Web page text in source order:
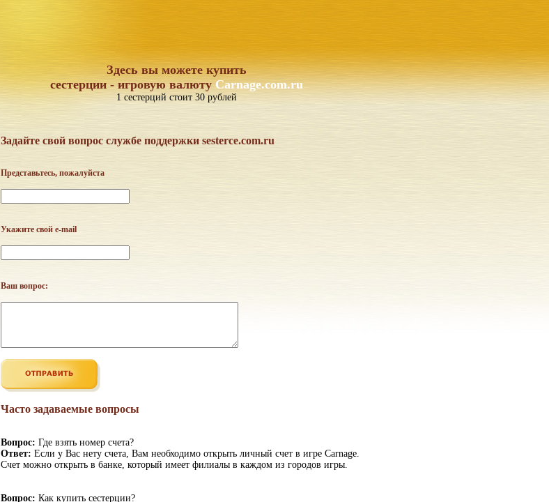
Здесь вы можете купить
сестерции - игровую валютуCarnage.com.ru
1 сестерций стоит 30 рублей
Задайте свой вопрос службе поддержки sesterce.com.ru
Представьтесь, пожалуйста
Укажите свой e-mail
Ваш вопрос:
Часто задаваемые вопросы
Вопрос: Где взять номер счета?
Ответ: Если у Вас нету счета, Вам необходимо открыть личный счет в игре Carnage.
Счет можно открыть в банке, который имеет филиалы в каждом из городов игры.
Вопрос: Как купить сестерции?